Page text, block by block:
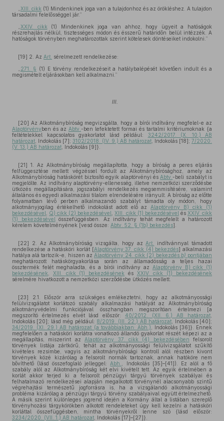
XIII. cikk (1) Mindenkinek joga van a tulajdonhoz és az örökléshez. A tulajdon
társadalmi felelősséggel jár.”
XXIV. cikk (1) Mindenkinek joga van ahhoz, hogy ügyeit a hatóságok
részrehajlás nélkül, tisztességes módon és ésszerű határidőn belül intézzék. A
hatóságok törvényben meghatározottak szerint kötelesek döntéseiket indokolni.”
[19] 2. Az Art. sérelmezett rendelkezése:
271. § (1) E törvény rendelkezéseit a hatálybalépését követően indult és a
megismételt eljárásokban kell alkalmazni.”
III.
[20] Az Alkotmánybíróság megvizsgálta, hogy a bírói indítvány megfelel-e az
Alaptörvényben és az Abtv. -ben lefektetett formai és tartalmi kritériumoknak {a
feltételekkel kapcsolatos gyakorlatot lásd például: 3242/2017. (X. 10.) AB
határozat , Indokolás [7]; 3102/2018. (IV. 9.) AB határozat , Indokolás [18]; 7/2020.
(V. 13.) AB határozat , Indokolás [9]}.
[21] 1. Az Alkotmánybíróság megállapította, hogy a bíróság a peres eljárás
felfüggesztése mellett végzéssel fordult az Alkotmánybírósághoz, amely az
Alkotmánybíróság hatáskörét biztosító egyik alaptörvényi és Abtv.-beli szabályt is
megjelölte. Az indítvány alaptörvény-ellenesség, illetve nemzetközi szerződésbe
ütközés megállapítására, jogszabályi rendelkezés megsemmisítésére, valamint
általános és egyedi alkalmazási tilalom elrendelésére irányult. A bíróság az előtte
folyamatban lévő perben alkalmazandó szabályt támadta oly módon, hogy
alkotmányjogilag értékelhető indokolást adott elő az Alaptörvény B) cikk (1)
bekezdésével
Q) cikk (2) bekezdésével XIII. cikk (1) bekezdésével és XXIV. cikk
(1) bekezdésével összefüggésben. Az indítvány tehát megfelelt a határozott
kérelem követelményének [vesd össze: Abtv. 52. § (1b) bekezdés].
[22] 2. Az Alkotmánybíróság vizsgálta, hogy az Art.
indítvánnyal támadott
rendelkezése a hatásköri korlát [Alaptörvény 37. cikk (4) bekezdés] alkalmazási
hatálya alá tartozik-e, hiszen az Alaptörvény 24. cikk (2) bekezdés b) pontjában
meghatározott hatáskörgyakorlása során az államadósság a teljes hazai
össztermék felét meghaladta, és a bírói indítvány az Alaptörvény B) cikk (1)
bekezdésének
XIII. cikk (1) bekezdésének és
XXIV. cikk (1) bekezdésének
sérelmére hivatkozott a nemzetközi szerződésbe ütközés mellett.
[23] 2.1. Először arra szükséges emlékeztetni, hogy az alkotmányossági
felülvizsgálatot korlátozó szabály alkalmazási hatályát az Alkotmánybíróság
alkotmányvédelmi funkciójával összhangban megszorítóan értelmezi [a
megszorító értelmezés elvét lásd először: 40/2012. (XII. 6.) AB határozat
Indokolás [20]; lásd még például: 8/2019. (III. 22.) AB határozat , Indokolás [40];
34/2019. (XI. 29.) AB határozat (a továbbiakban: Abh.) , Indokolás [36]}. Ennek
megfelelően a hatásköri korlátra vonatkozó állandó gyakorlat részét képezi az a
megállapítás, miszerint az Alaptörvény 37. cikk (4) bekezdésében felsorolt
törvények listája zártkörű, tehát az alkotmányossági felülvizsgálatot szűkítő
kivételes rezsimbe, vagyis az alkotmánybírósági kontroll alól részben kivont
törvények közé kizárólag a felsorolt normák tartoznak, annak hatóköre nem
bővíthető (lásd összefoglaló jelleggel: Abh.
, Indokolás [35]–[41]). Ez alól a fő
szabály alól az Alkotmánybíróság két elvi kivételt tett. Az egyik értelmében a
korlát akkor terjed ki a felsorolt pénzügyi tárgyú törvények szabályai és
felhatalmazó rendelkezései alapján megalkotott törvénynél alacsonyabb szintű
végrehajtási természetű jogforrásra is, ha a vizsgálandó alkotmányossági
probléma kizárólag a pénzügyi tárgyú törvény szabályaival együtt értelmezhető.
A másik szerint különleges jogrend idején a Kormány által a listában szereplő
törvényhozási tárgykörökben alkotott rendeleteket úgy kell kezelni a hatásköri
korláttal összefüggésben, mintha törvényekről lenne szó {lásd először:
3234/2020. (VII. 1.) AB határozat , Indokolás [17]–[27]}.